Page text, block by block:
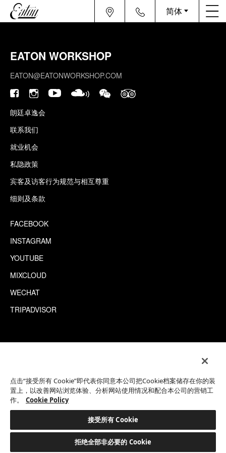
简体
EATON WORKSHOP
EATON@EATONWORKSHOP.COM
朗廷卓逸会
联系我们
就业机会
私隐政策
宾客及访客行为规范与相互尊重
细则及条款
FACEBOOK
INSTAGRAM
YOUTUBE
MIXCLOUD
WECHAT
TRIPADVISOR
点击“接受所有 Cookie”即代表你同意本公司把Cookie档案储存在你的装
置上，以改善网站浏览体验、分析网站使用情况和配合本公司的营销工
作。
Cookie Policy
接受所有 Cookie
拒绝全部非必要的 Cookie